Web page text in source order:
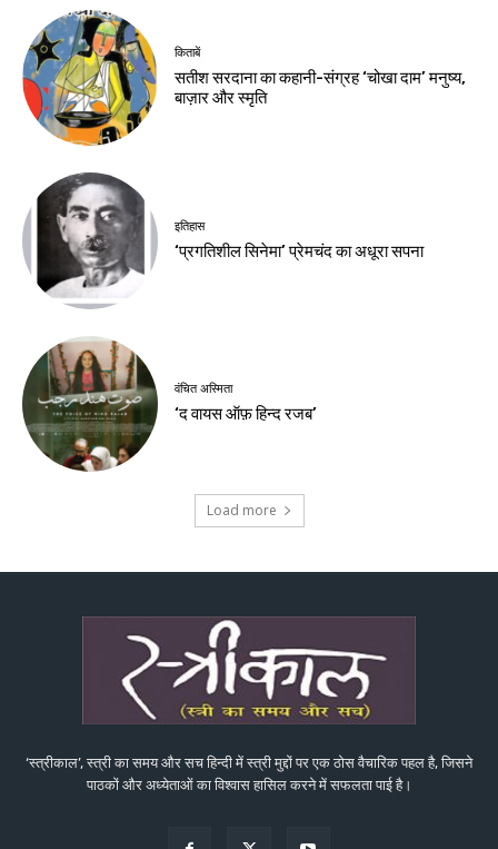
किताबें
सतीश सरदाना का कहानी-संग्रह ‘चोखा दाम’ मनुष्य,
बाज़ार और स्मृति
इतिहास
‘प्रगतिशील सिनेमा’ प्रेमचंद का अधूरा सपना
वंचित अस्मिता
‘द वायस ऑफ़ हिन्द रजब’
Load more
‘स्त्रीकाल’, स्त्री का समय और सच हिन्दी में स्त्री मुद्दों पर एक ठोस वैचारिक पहल है, जिसने
पाठकों और अध्येताओं का विश्वास हासिल करने में सफलता पाई है।